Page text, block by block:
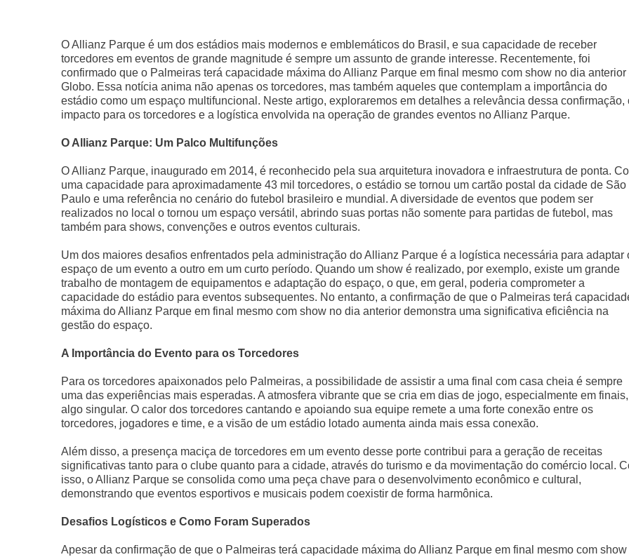
O Allianz Parque é um dos estádios mais modernos e emblemáticos do Brasil, e sua capacidade de receber
torcedores em eventos de grande magnitude é sempre um assunto de grande interesse. Recentemente, foi
confirmado que o Palmeiras terá capacidade máxima do Allianz Parque em final mesmo com show no dia anterior
Globo. Essa notícia anima não apenas os torcedores, mas também aqueles que contemplam a importância do
estádio como um espaço multifuncional. Neste artigo, exploraremos em detalhes a relevância dessa confirmação,
impacto para os torcedores e a logística envolvida na operação de grandes eventos no Allianz Parque.
O Allianz Parque: Um Palco Multifunções
O Allianz Parque, inaugurado em 2014, é reconhecido pela sua arquitetura inovadora e infraestrutura de ponta.
uma capacidade para aproximadamente 43 mil torcedores, o estádio se tornou um cartão postal da cidade de São
Paulo e uma referência no cenário do futebol brasileiro e mundial. A diversidade de eventos que podem ser
realizados no local o tornou um espaço versátil, abrindo suas portas não somente para partidas de futebol, mas
também para shows, convenções e outros eventos culturais.
Um dos maiores desafios enfrentados pela administração do Allianz Parque é a logística necessária para adaptar
espaço de um evento a outro em um curto período. Quando um show é realizado, por exemplo, existe um grande
trabalho de montagem de equipamentos e adaptação do espaço, o que, em geral, poderia comprometer a
capacidade do estádio para eventos subsequentes. No entanto, a confirmação de que o Palmeiras terá
máxima do Allianz Parque em final mesmo com show no dia anterior demonstra uma significativa eficiência na
gestão do espaço.
A Importância do Evento para os Torcedores
Para os torcedores apaixonados pelo Palmeiras, a possibilidade de assistir a uma final com casa cheia é sempre
uma das experiências mais esperadas. A atmosfera vibrante que se cria em dias de jogo, especialmente em
algo singular. O calor dos torcedores cantando e apoiando sua equipe remete a uma forte conexão entre os
torcedores, jogadores e time, e a visão de um estádio lotado aumenta ainda mais essa conexão.
Além disso, a presença maciça de torcedores em um evento desse porte contribui para a geração de receitas
significativas tanto para o clube quanto para a cidade, através do turismo e da movimentação do comércio local.
isso, o Allianz Parque se consolida como uma peça chave para o desenvolvimento econômico e cultural,
demonstrando que eventos esportivos e musicais podem coexistir de forma harmônica.
Desafios Logísticos e Como Foram Superados
Apesar da confirmação de que o Palmeiras terá capacidade máxima do Allianz Parque em final mesmo com show